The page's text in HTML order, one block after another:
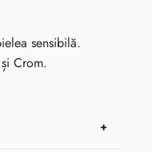
sensibilă.
Crom.